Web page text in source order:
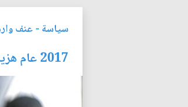
سياسة-عنف
2017 عام هزيمة الارهاب: ماذا حل بفلول داعش في سوريا والعراق؟